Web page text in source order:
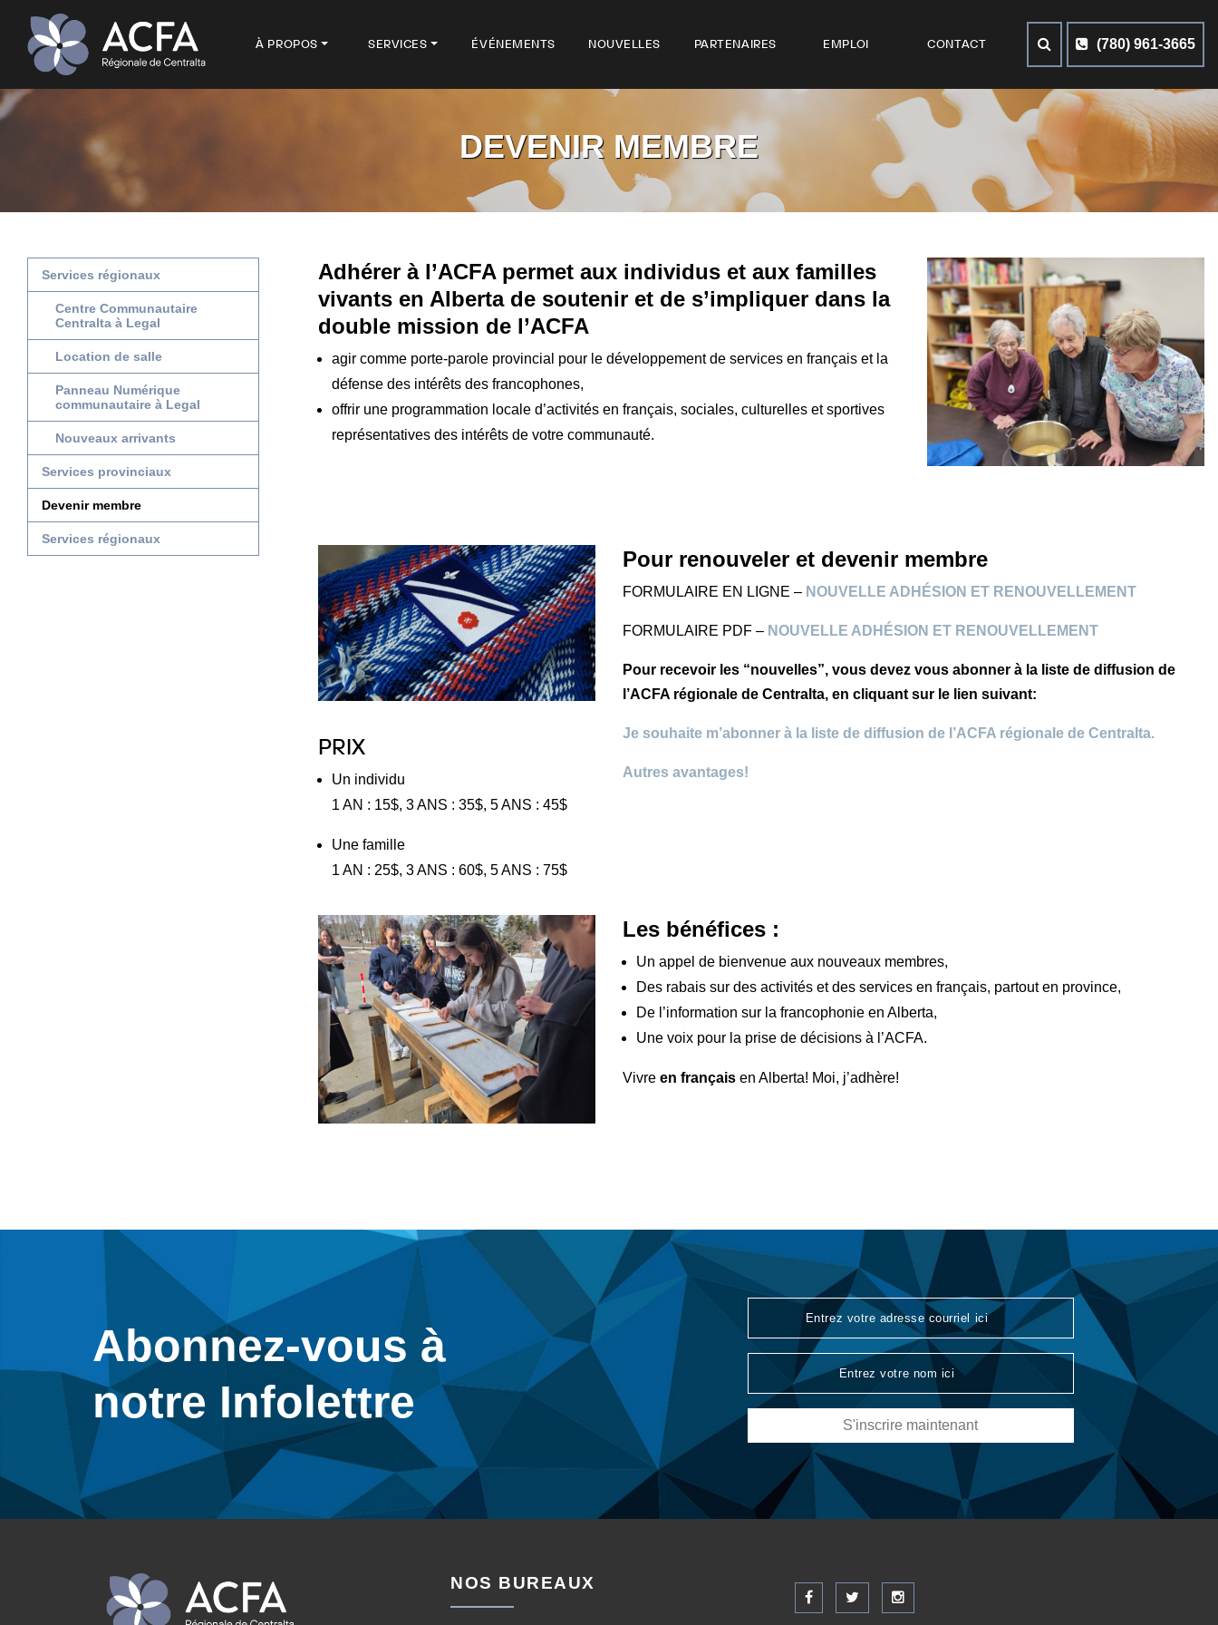
À PROPOS SERVICES ÉVÉNEMENTS NOUVELLES PARTENAIRES EMPLOI CONTACT (780) 961-3665
DEVENIR MEMBRE
Adhérer à l’ACFA permet aux individus et aux familles
vivants en Alberta de soutenir et de s’impliquer dans la
double mission de l’ACFA
agir comme porte-parole provincial pour le développement de services en français et la
défense des intérêts des francophones,
offrir une programmation locale d’activités en français, sociales, culturelles et sportives
représentatives des intérêts de votre communauté.
PRIX
Un individu
1 AN : 15$, 3 ANS : 35$, 5 ANS : 45$
Une famille
1 AN : 25$, 3 ANS : 60$, 5 ANS : 75$
Pour renouveler et devenir membre
FORMULAIRE EN LIGNE – NOUVELLE ADHÉSION ET RENOUVELLEMENT
FORMULAIRE PDF – NOUVELLE ADHÉSION ET RENOUVELLEMENT
Pour recevoir les “nouvelles”, vous devez vous abonner à la liste de diffusion de
l’ACFA régionale de Centralta, en cliquant sur le lien suivant:
Je souhaite m’abonner à la liste de diffusion de l’ACFA régionale de Centralta.
Autres avantages!
Les bénéfices :
Un appel de bienvenue aux nouveaux membres,
Des rabais sur des activités et des services en français, partout en province,
De l’information sur la francophonie en Alberta,
Une voix pour la prise de décisions à l’ACFA.
Vivre en français en Alberta! Moi, j’adhère!
Services régionaux
Centre Communautaire
Centralta à Legal
Location de salle
Panneau Numérique
communautaire à Legal
Nouveaux arrivants
Services provinciaux
Devenir membre
Services régionaux
Abonnez-vous à
notre Infolettre
S'inscrire maintenant
NOS BUREAUX